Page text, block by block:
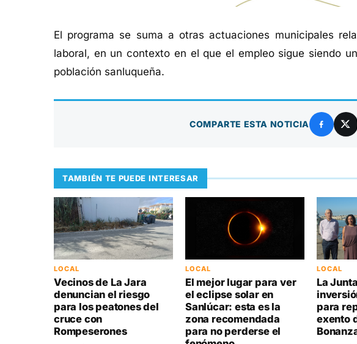
El programa se suma a otras actuaciones municipales
laboral, en un contexto en el que el empleo sigue siendo
población sanluqueña.
COMPARTE ESTA NOTICIA
TAMBIÉN TE PUEDE INTERESAR
LOCAL
Vecinos de La Jara
denuncian el riesgo
para los peatones del
cruce con
Rompeserones
LOCAL
El mejor lugar para ver
el eclipse solar en
Sanlúcar: esta es la
zona recomendada
para no perderse el
LOCAL
La
para
exento